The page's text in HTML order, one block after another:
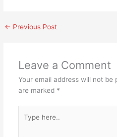
← Previous Post
Leave a Comment
Your email address will not be
are marked *
here..